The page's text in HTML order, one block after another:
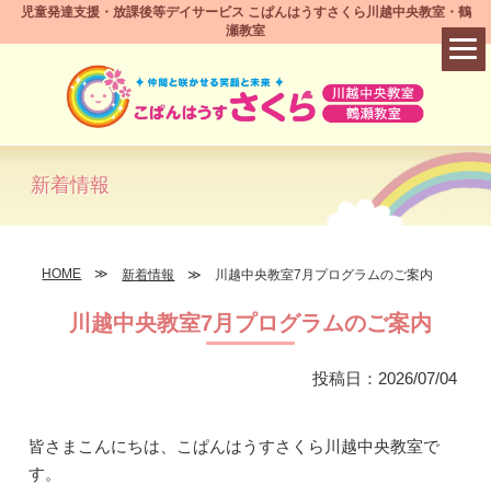
児童発達支援・放課後等デイサービス こぱんはうすさくら川越中央教室・鶴
瀬教室
新着情報
HOME 新着情報 川越中央教室7月プログラムのご案内
川越中央教室7月プログラムのご案内
投稿日：2026/07/04
皆さまこんにちは、こぱんはうすさくら川越中央教室で
す。